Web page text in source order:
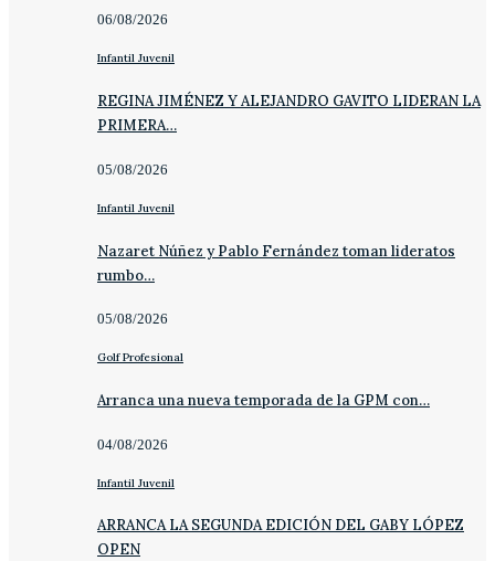
06/08/2026
Infantil Juvenil
REGINA JIMÉNEZ Y ALEJANDRO GAVITO LIDERAN LA
PRIMERA…
05/08/2026
Infantil Juvenil
Nazaret Núñez y Pablo Fernández toman lideratos
rumbo…
05/08/2026
Golf Profesional
Arranca una nueva temporada de la GPM con…
04/08/2026
Infantil Juvenil
ARRANCA LA SEGUNDA EDICIÓN DEL GABY LÓPEZ
OPEN